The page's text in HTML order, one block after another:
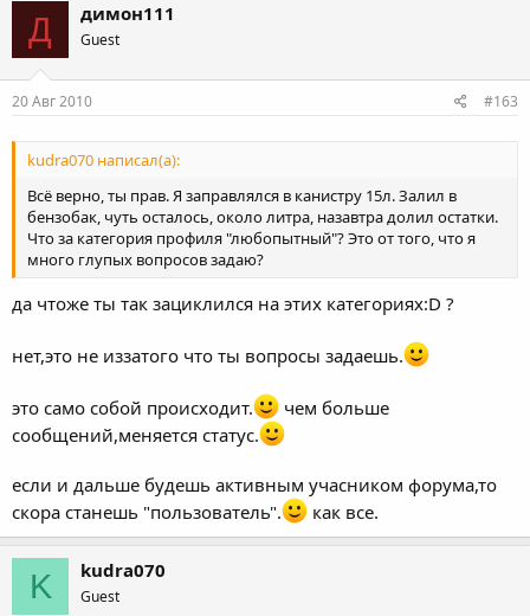
Д димон111
Guest
20 Авг 2010 #163
kudra070 написал(а):
Всё верно, ты прав. Я заправлялся в канистру 15л. Залил в
бензобак, чуть осталось, около литра, назавтра долил остатки.
Что за категория профиля "любопытный"? Это от того, что я
много глупых вопросов задаю?
да чтоже ты так зациклился на этих категориях:D ?
нет,это не иззатого что ты вопросы задаешь.
это само собой происходит.
чем больше
сообщений,меняется статус.
если и дальше будешь активным учасником форума,то
скора станешь "пользователь".
как все.
K kudra070
Guest